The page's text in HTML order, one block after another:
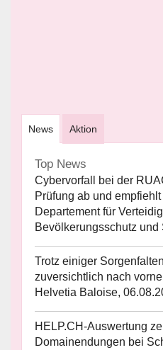
News Aktion
Top News
Cybervorfall bei der
Prüfung ab und
Departement für
Bevölkerungsschutz und
Trotz einiger
zuversichtlich nach vorne
Helvetia Baloise,
HELP.CH-Auswertung
Domainendungen bei